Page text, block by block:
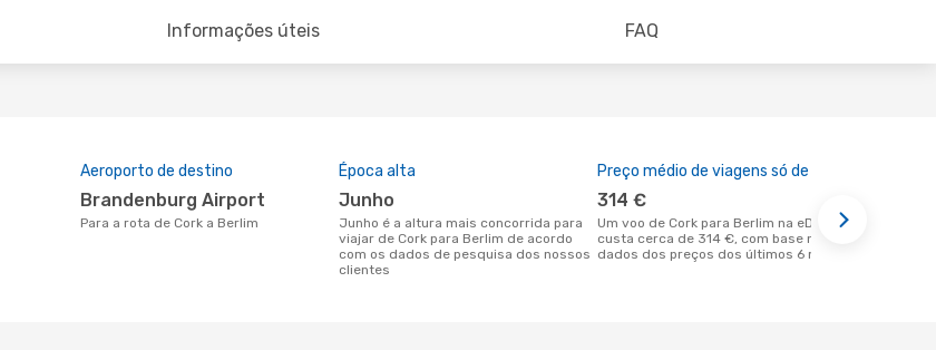
Informações úteis FAQ
Aeroporto de destino
Brandenburg Airport
Para a rota de Cork a Berlim
Época alta
junho
junho é a altura mais concorrida para
viajar de Cork para Berlim de acordo
com os dados de pesquisa dos nossos
clientes
Preço médio de viagens só de ida
314 €
Um voo de Cork para Berlim na eDreams
custa cerca de 314 €, com base nos
dados dos preços dos últimos 6 meses